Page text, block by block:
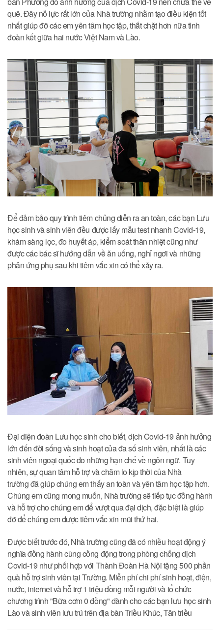
quê. Đây nỗ lực rất lớn của Nhà trường nhằm tạo điều kiện tốt
nhất giúp đỡ các em yên tâm học tập, thắt chặt hơn nữa tình
đoàn kết giữa hai nước Việt Nam và Lào.
Để đảm bảo quy trình tiêm chủng diễn ra an toàn, các bạn Lưu
học sinh và sinh viên đều được lấy mẫu test nhanh Covid-19,
khám sàng lọc, đo huyết áp, kiểm soát thân nhiệt cũng như
được các bác sĩ hướng dẫn về ăn uống, nghỉ ngơi và những
phản ứng phụ sau khi tiêm vắc xin có thể xảy ra.
Đại diện đoàn Lưu học sinh cho biết, dịch Covid-19 ảnh hưởng
lớn đến đời sống và sinh hoạt của đa số sinh viên, nhất là các
sinh viên ngoại quốc do những hạn chế về ngôn ngữ. Tuy
nhiên, sự quan tâm hỗ trợ và chăm lo kịp thời của Nhà
trường đã giúp chúng em thấy an toàn và yên tâm học tập hơn.
Chúng em cũng mong muốn, Nhà trường sẽ tiếp tục đồng hành
và hỗ trợ cho chúng em để vượt qua đại dịch, đặc biệt là giúp
đỡ để chúng em được tiêm vắc xin mũi thứ hai.
Được biết trước đó, Nhà trường cũng đã có nhiều hoạt động ý
nghĩa đồng hành cùng cồng động trong phòng chống dịch
Covid-19 như phối hợp với Thành Đoàn Hà Nội tặng 500 phần
quà hỗ trợ sinh viên tại Trường. Miễn phí chi phí sinh hoạt, điện,
nước, internet và hỗ trợ 1 triệu đồng mỗi người và tổ chức
chương trình "Bữa cơm 0 đồng" dành cho các bạn lưu học sinh
Lào và sinh viên lưu trú trên địa bàn Triều Khúc, Tân triều